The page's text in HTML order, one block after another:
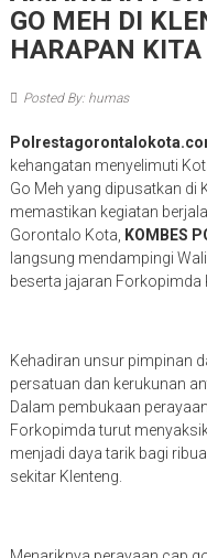
GO MEH DI
HARAPAN KITA
Posted By: humas
kehangatan menyelimuti
Go Meh yang dipusatkan di
memastikan kegiatan
Gorontalo Kota,
KOMBES
langsung mendampingi
beserta jajaran Forkopimda
Kehadiran unsur pimpinan
persatuan dan kerukunan
Dalam pembukaan
Forkopimda turut
menjadi daya tarik bagi
sekitar Klenteng.